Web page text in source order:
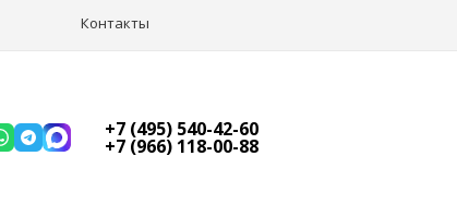
Контакты
+7 (495) 540-42-60
+7 (966) 118-00-88